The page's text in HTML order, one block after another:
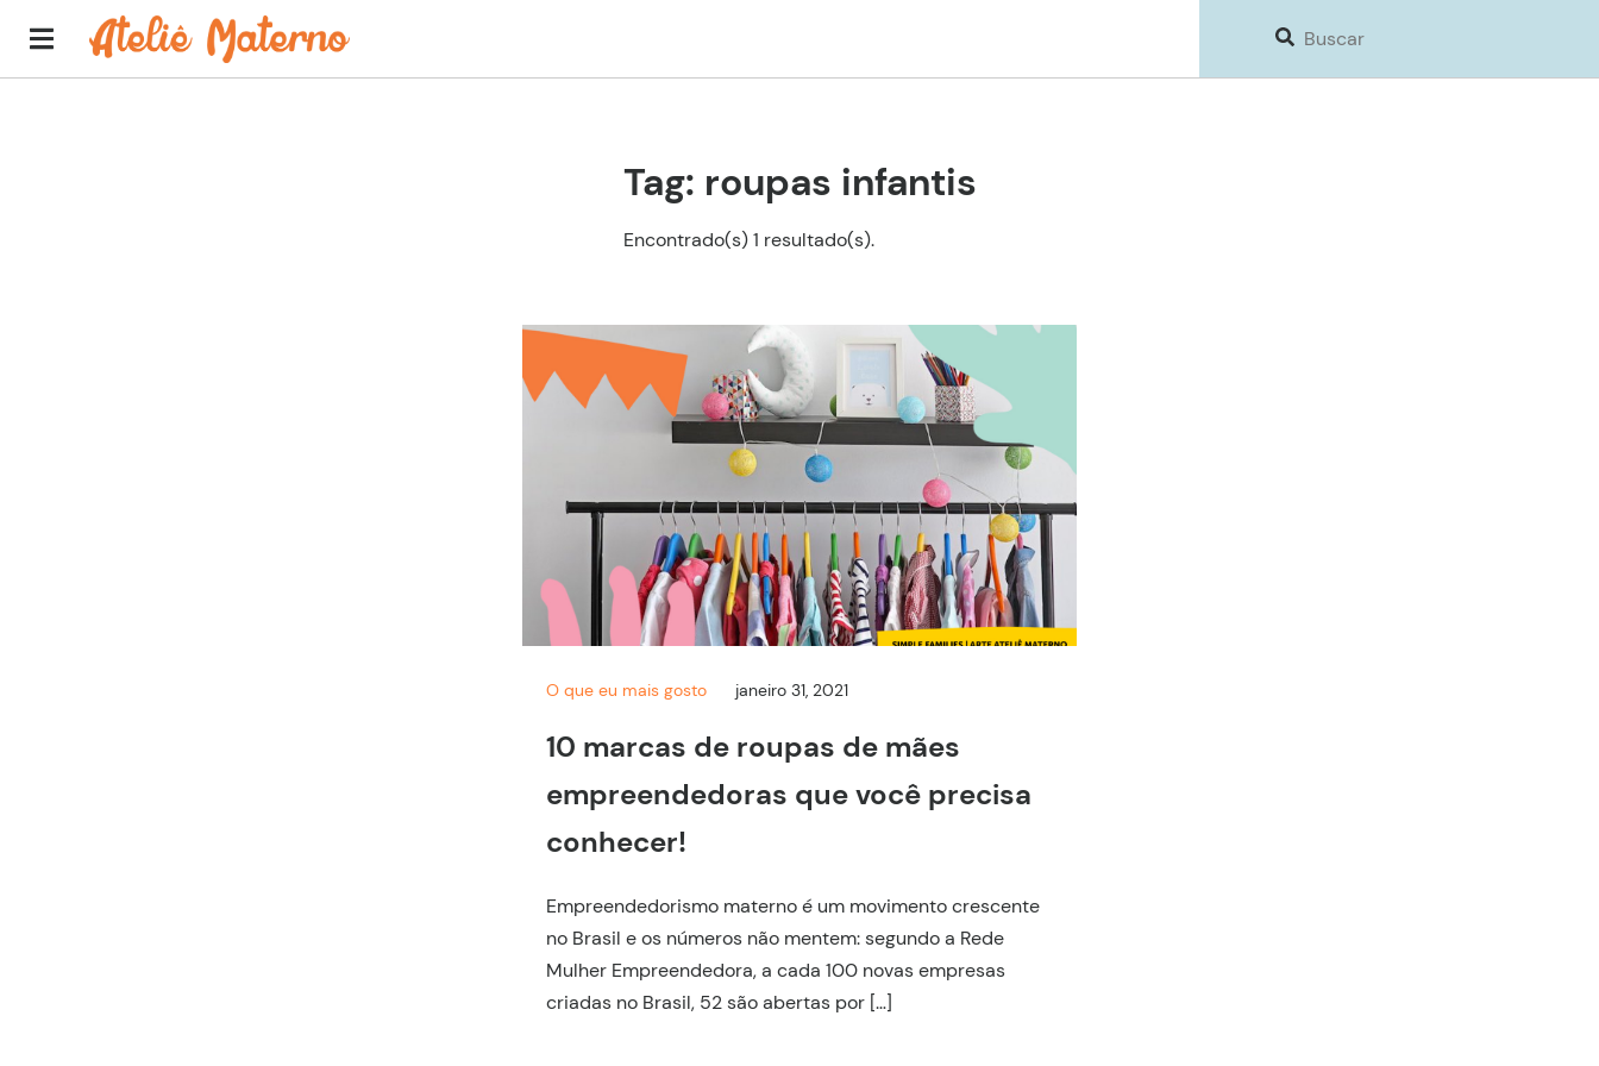
Tag: roupas infantis
Encontrado(s) 1 resultado(s).
O que eu mais gosto janeiro 31, 2021
10 marcas de roupas de mães
empreendedoras que você precisa
conhecer!
Empreendedorismo materno é um movimento crescente
no Brasil e os números não mentem: segundo a Rede
Mulher Empreendedora, a cada 100 novas empresas
criadas no Brasil, 52 são abertas por […]